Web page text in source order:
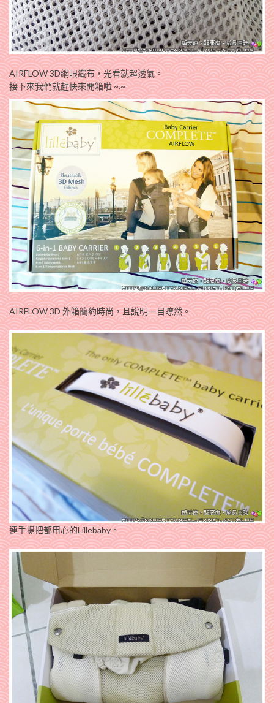
AIRFLOW 3D網眼織布，光看就超透氣。
接下來我們就趕快來開箱啦 ~.~
AIRFLOW 3D 外箱簡約時尚，且說明一目瞭然。
連手提把都用心的Lillebaby。